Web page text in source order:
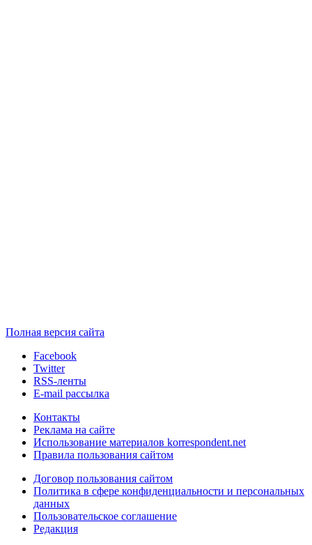
Полная версия сайта
Facebook
Twitter
RSS-ленты
E-mail рассылка
Контакты
Реклама на сайте
Использование материалов korrespondent.net
Правила пользования сайтом
Договор пользования сайтом
Политика в сфере конфиденциальности и персональных
данных
Пользовательское соглашение
Редакция